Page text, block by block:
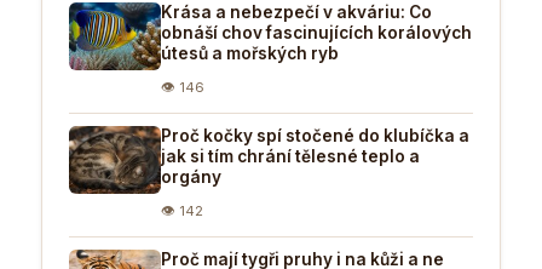
Krása a nebezpečí v akváriu: Co
obnáší chov fascinujících korálových
útesů a mořských ryb
👁 146
Proč kočky spí stočené do klubíčka a
jak si tím chrání tělesné teplo a
orgány
👁 142
Proč mají tygři pruhy i na kůži a ne